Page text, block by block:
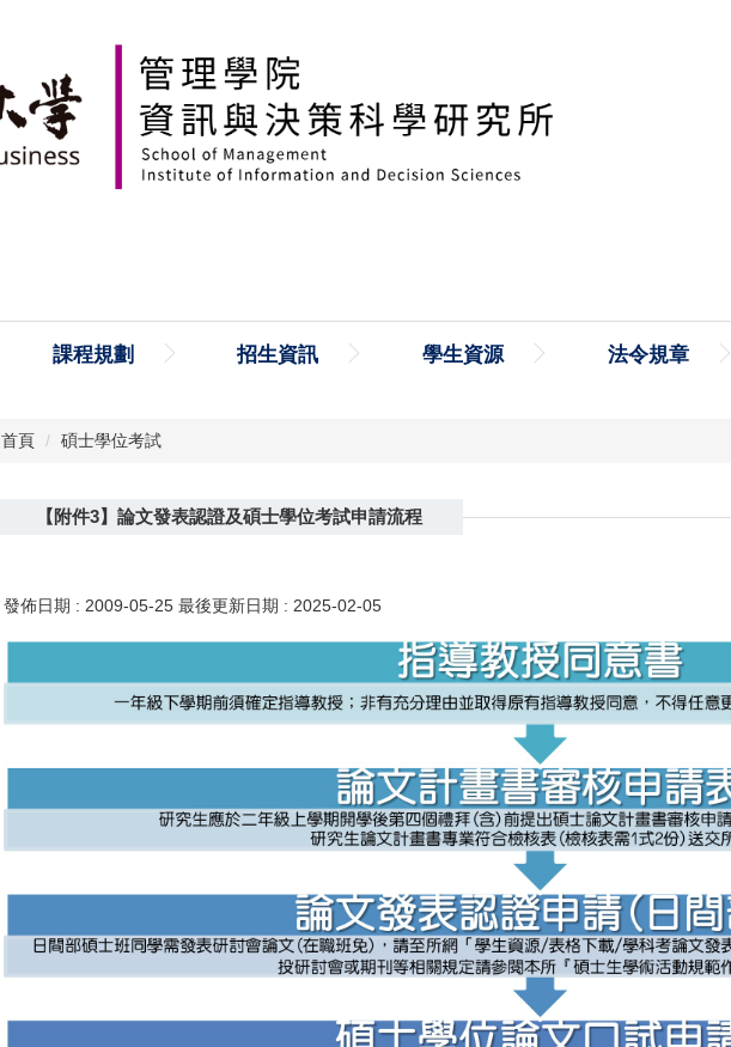
課程規劃 招生資訊 學生資源 法令規章
首頁 碩士學位考試
【附件3】論文發表認證及碩士學位考試申請流程
發佈日期 : 2009-05-25 最後更新日期 : 2025-02-05